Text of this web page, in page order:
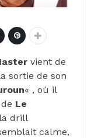
vient de
sortie de son
« , où il
Le
drill
calme,